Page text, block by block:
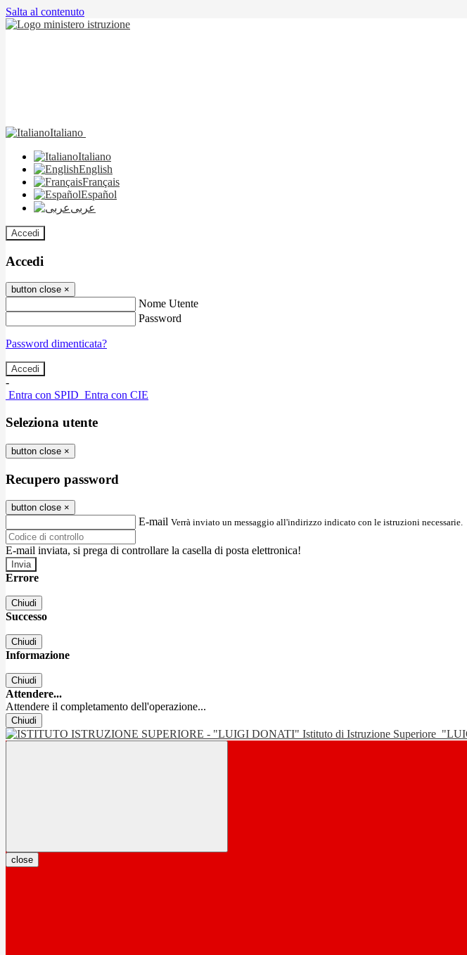
Salta al contenuto
Italiano
Italiano
English
Français
Español
عربى
Accedi
Accedi
button close ×
Nome Utente
Password
Password dimenticata?
-
Entra con SPID Entra con CIE
Seleziona utente
button close ×
Recupero password
button close ×
E-mail Verrà inviato un messaggio all'indirizzo indicato con le istruzioni necessarie.
E-mail inviata, si prega di controllare la casella di posta elettronica!
Errore
Chiudi
Successo
Chiudi
Informazione
Chiudi
Attendere...
Attendere il completamento dell'operazione...
Chiudi
Istituto di Istruzione Superiore
close